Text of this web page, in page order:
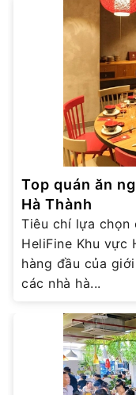
Top quán ăn
Hà Thành
Tiêu chí lựa chọn
HeliFine Khu vực
hàng đầu của
các nhà hà...